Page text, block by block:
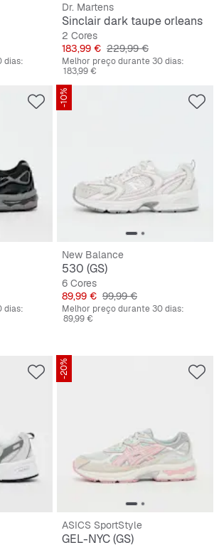
dias:
Dr. Martens
Sinclair dark taupe orleans
2 Cores
Preço
183,99 € Preço original
229,99 €
Melhor preço durante 30 dias:
183,99 €
dias:
-10%
New Balance
530 (GS)
6 Cores
Preço
89,99 € Preço original
99,99 €
Melhor preço durante 30 dias:
89,99 €
-20%
ASICS SportStyle
GEL-NYC (GS)